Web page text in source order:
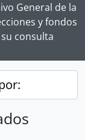
General de la
y fondos
consulta